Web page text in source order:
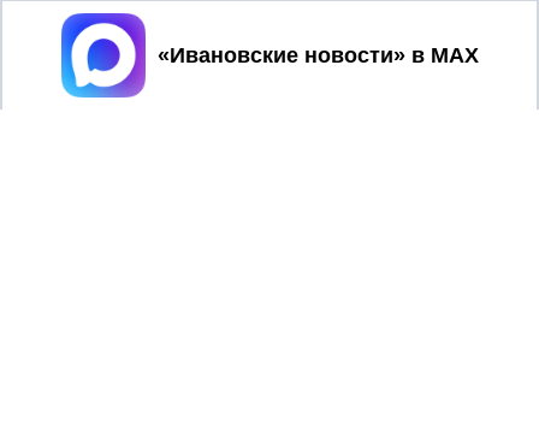
Принять